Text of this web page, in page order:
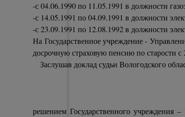
-с 04.06.1990 по 11.05.1991 в должности
-с 14.05.1991 по 04.09.1991 в должности
-с 23.09.1991 по 12.08.1992 в должности
На Государственное учреждение -
досрочную страховую пенсию по старости с
Заслушав доклад судьи Вологодского
решением Государственного учреждения